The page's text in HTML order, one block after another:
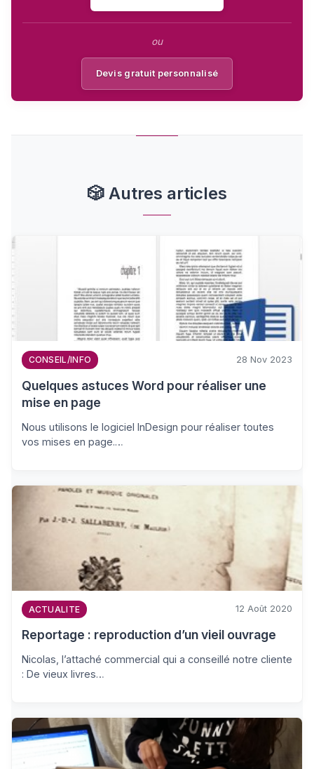
ou
Devis gratuit personnalisé
🎲Autres articles
CONSEIL/INFO 28 Nov 2023
Quelques astuces Word pour réaliser une
mise en page
Nous utilisons le logiciel InDesign pour réaliser toutes
vos mises en page.…
ACTUALITE 12 Août 2020
Reportage : reproduction d’un vieil ouvrage
Nicolas, l’attaché commercial qui a conseillé notre cliente
: De vieux livres…